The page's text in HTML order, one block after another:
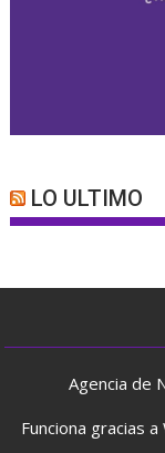
LO ULTIMO
Agencia de
Funciona gracias